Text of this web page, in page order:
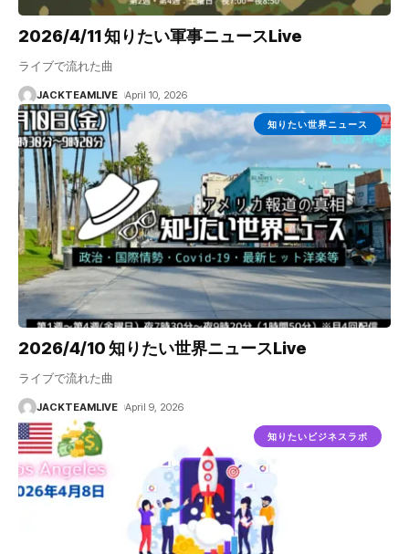
2026/4/11 知りたい軍事ニュースLive
ライブで流れた曲
JACKTEAMLIVE April 10, 2026
知りたい世界ニュース
2026/4/10 知りたい世界ニュースLive
ライブで流れた曲
JACKTEAMLIVE April 9, 2026
知りたいビジネスラボ